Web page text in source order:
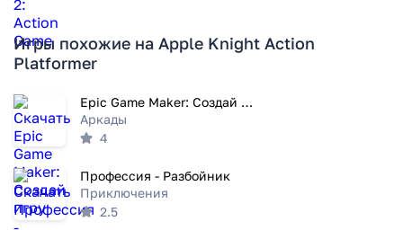
Игры похожие на Apple Knight Action
Platformer
Epic Game Maker: Создай игру
Аркады
4
Профессия - Разбойник
Приключения
2.5